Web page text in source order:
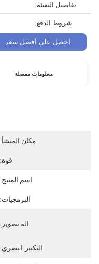
تفاصيل التعبئة:
شروط الدفع:
احصل على أفضل سعر
معلومات مفصلة
مكان المنشأ:
قوة:
اسم المنتج:
البرمجيات:
الة تصوير:
التكبير البصري: